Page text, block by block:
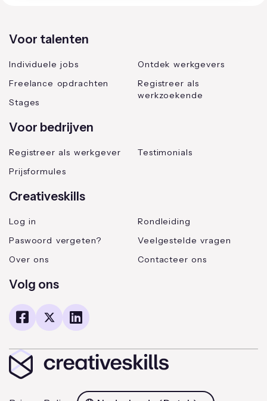
Voor talenten
Individuele jobs
Freelance opdrachten
Stages
Ontdek werkgevers
Registreer als
werkzoekende
Voor bedrijven
Registreer als werkgever
Prijsformules
Testimonials
Creativeskills
Log in
Paswoord vergeten?
Over ons
Rondleiding
Veelgestelde vragen
Contacteer ons
Volg ons